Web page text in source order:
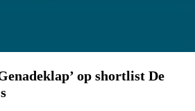
op shortlist De